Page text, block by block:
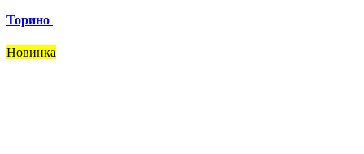
Торино
Новинка